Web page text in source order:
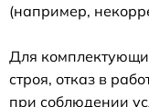
(например,
Для
строя, отказ в
при соблюдении